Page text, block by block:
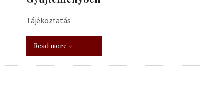
Tájékoztatás
Read more »